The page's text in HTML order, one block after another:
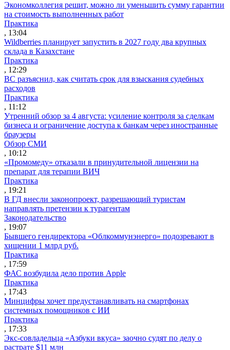
Экономколлегия решит, можно ли уменьшить сумму гарантии
на стоимость выполненных работ
Практика
, 13:04
Wildberries планирует запустить в 2027 году два крупных
склада в Казахстане
Практика
, 12:29
ВС разъяснил, как считать срок для взыскания судебных
расходов
Практика
, 11:12
Утренний обзор за 4 августа: усиление контроля за сделкам
бизнеса и ограничение доступа к банкам через иностранные
браузеры
Обзор СМИ
, 10:12
«Промомеду» отказали в принудительной лицензии на
препарат для терапии ВИЧ
Практика
, 19:21
В ГД внесли законопроект, разрешающий туристам
направлять претензии к турагентам
Законодательство
, 19:07
Бывшего гендиректора «Облкоммунэнерго» подозревают в
хищении 1 млрд руб.
Практика
, 17:59
ФАС возбудила дело против Apple
Практика
, 17:43
Минцифры хочет предустанавливать на смартфонах
системных помощников с ИИ
Практика
, 17:33
Экс-совладельца «Азбуки вкуса» заочно судят по делу о
растрате $11 млн